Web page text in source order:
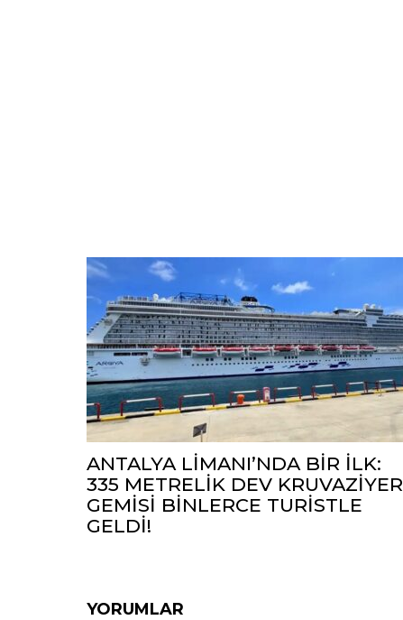
ANTALYA LİMANI’NDA BİR İLK:
335 METRELİK DEV KRUVAZİYER
GEMİSİ BİNLERCE TURİSTLE
GELDİ!
YORUMLAR